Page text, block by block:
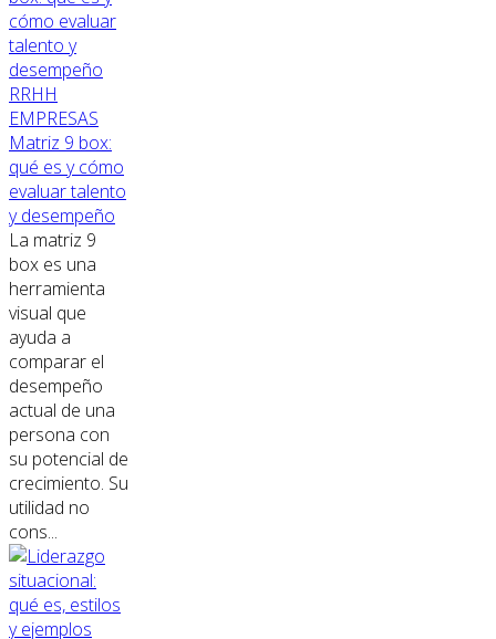
RRHH
EMPRESAS
Matriz 9 box:
qué es y cómo
evaluar talento
y desempeño
La matriz 9
box es una
herramienta
visual que
ayuda a
comparar el
desempeño
actual de una
persona con
su potencial de
crecimiento. Su
utilidad no
cons...